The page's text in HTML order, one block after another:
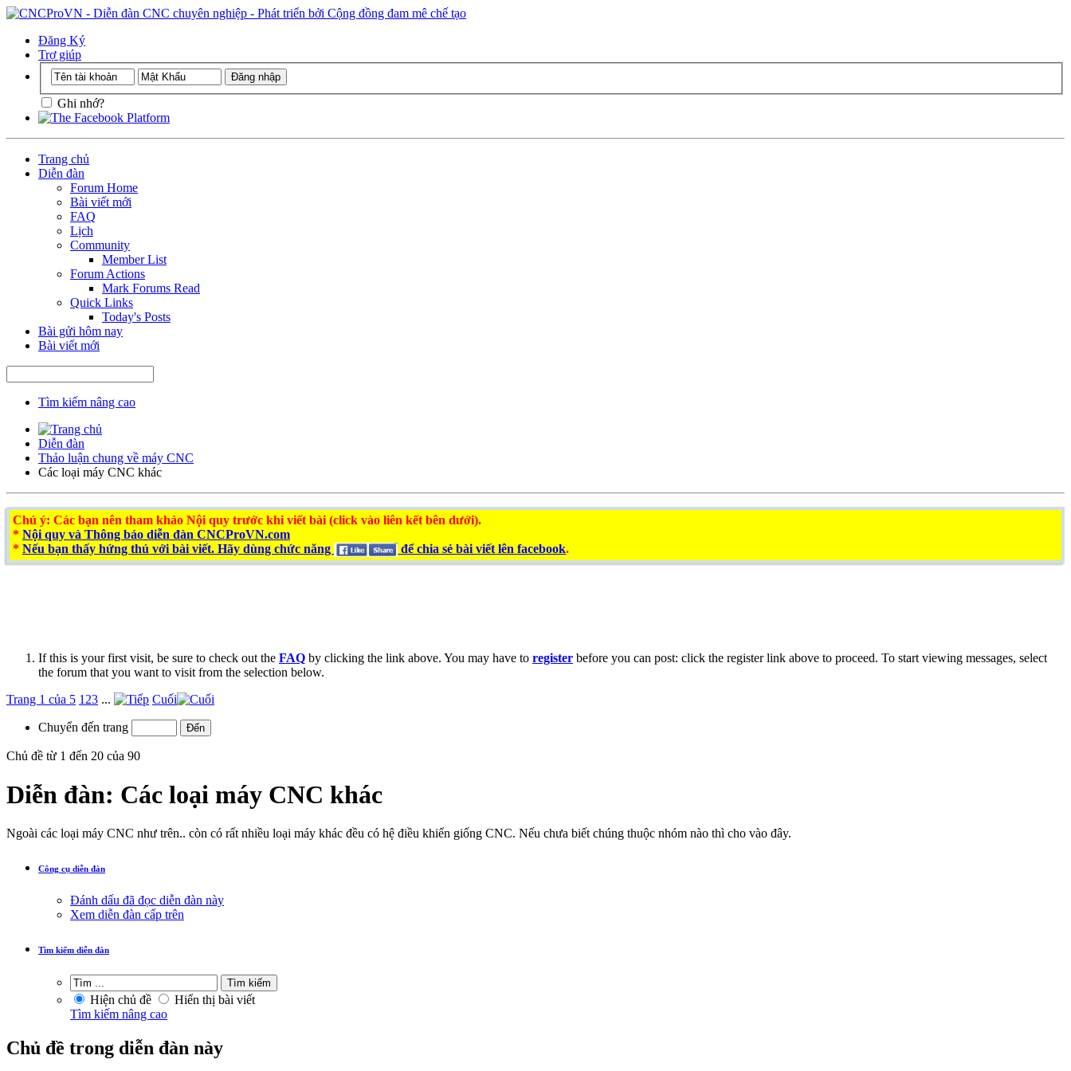
Đăng Ký
Trợ giúp
Ghi nhớ?
Trang chủ
Diễn đàn
Forum Home
Bài viết mới
FAQ
Lịch
Community
Member List
Forum Actions
Mark Forums Read
Quick Links
Today's Posts
Bài gửi hôm nay
Bài viết mới
Tìm kiếm nâng cao
Diễn đàn
Thảo luận chung về máy CNC
Các loại máy CNC khác
Chú ý: Các bạn nên tham khảo Nội quy trước khi viết bài (click vào liên kết bên dưới).
* Nội quy và Thông báo diễn đàn CNCProVN.com
* Nếu bạn thấy hứng thú với bài viết. Hãy dùng chức năng để chia sẻ bài viết lên facebook.
If this is your first visit, be sure to check out the FAQ by clicking the link above. You may have to register before you can post: click the register link above to proceed. To start viewing messages, select
the forum that you want to visit from the selection below.
Trang 1 của 5 1 23 ... Cuối
Chuyển đến trang
Chủ đề từ 1 đến 20 của 90
Diễn đàn: Các loại máy CNC khác
Ngoài các loại máy CNC như trên.. còn có rất nhiều loại máy khác đều có hệ điều khiển giống CNC. Nếu chưa biết chúng thuộc nhóm nào thì cho vào đây.
Công cụ diễn đàn
Đánh dấu đã đọc diễn đàn này
Xem diễn đàn cấp trên
Tìm kiếm diễn đàn
Hiện chủ đề
Hiển thị bài viết
Tìm kiếm nâng cao
Chủ đề trong diễn đàn này